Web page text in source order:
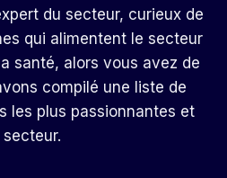
du secteur, curieux de
qui alimentent le secteur
santé, alors vous avez de
compilé une liste de
les plus passionnantes et